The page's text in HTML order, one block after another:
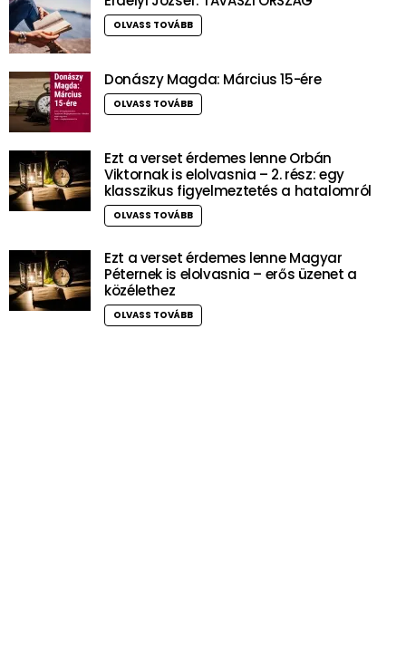
OLVASS TOVÁBB
Donászy Magda: Március 15-ére
OLVASS TOVÁBB
Ezt a verset érdemes lenne Orbán
Viktornak is elolvasnia – 2. rész: egy
klasszikus figyelmeztetés a hatalomról
OLVASS TOVÁBB
Ezt a verset érdemes lenne Magyar
Péternek is elolvasnia – erős üzenet a
közélethez
OLVASS TOVÁBB